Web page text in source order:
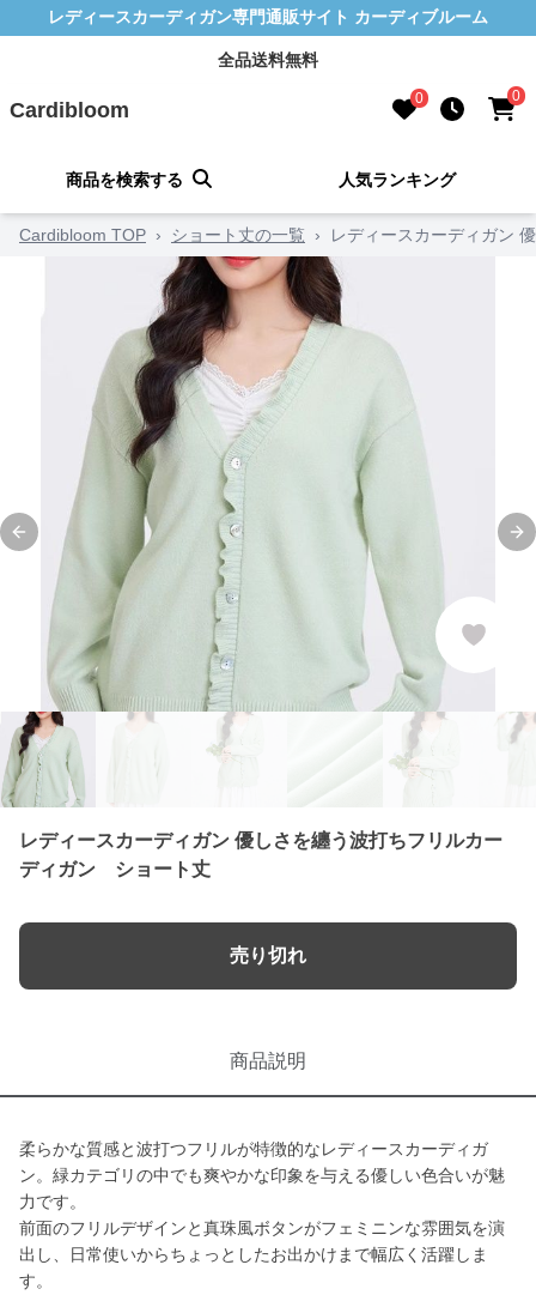
レディースカーディガン専門通販サイト カーディブルーム
全品送料無料
Cardibloom 0 0
商品を検索する 人気ランキング
Cardibloom TOP › ショート丈の一覧 › レディースカーディガン
Previous slide
レディースカーディガン 優しさを纏う波打ちフリルカー
ディガン ショート丈
売り切れ
商品説明
柔らかな質感と波打つフリルが特徴的なレディースカーディガ
ン。緑カテゴリの中でも爽やかな印象を与える優しい色合いが魅
力です。
前面のフリルデザインと真珠風ボタンがフェミニンな雰囲気を演
出し、日常使いからちょっとしたお出かけまで幅広く活躍しま
す。